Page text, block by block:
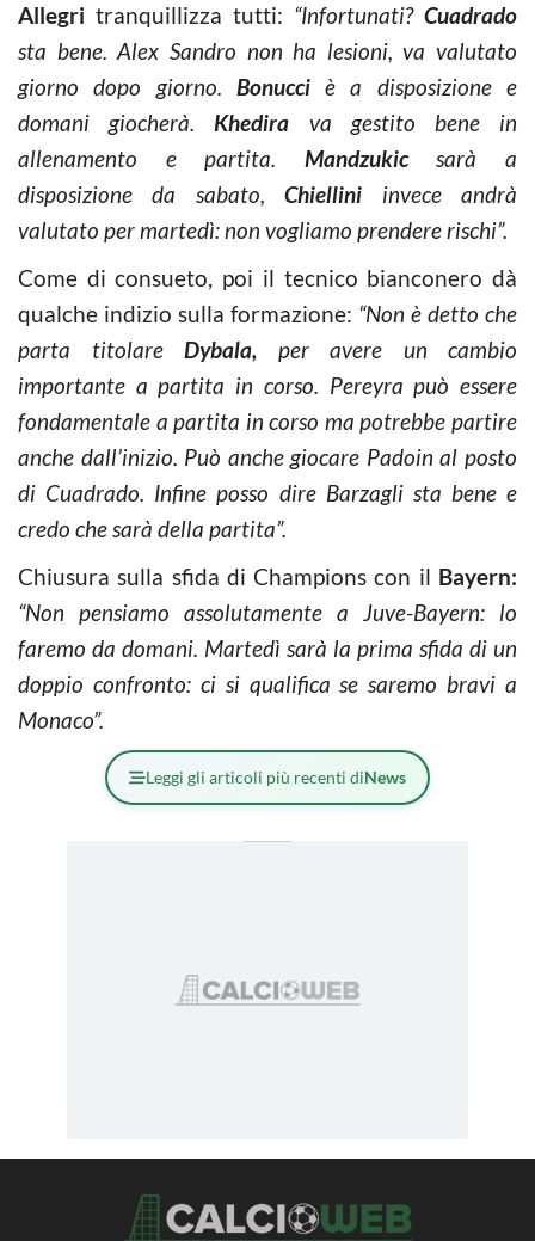
Allegri tranquillizza tutti: “Infortunati? Cuadrado
sta bene. Alex Sandro non ha lesioni, va valutato
giorno dopo giorno. Bonucciè a disposizione e
domani giocherà. Khedira va gestito bene in
allenamento e partita. Mandzukicsarà a
disposizione da sabato,Chiellini invece andrà
valutato per martedì: non vogliamo prendere rischi”.
Come di consueto, poi il tecnico bianconero dà
qualche indizio sulla formazione: “Non è detto che
parta titolare Dybala, per avere un cambio
importante a partita in corso. Pereyra può essere
fondamentale a partita in corso ma potrebbe partire
anche dall’inizio. Può anche giocare Padoin al posto
di Cuadrado. Infine posso dire Barzagli sta bene e
credo che sarà della partita”.
Chiusura sulla sfida di Champions con il Bayern:
“Non pensiamo assolutamente a Juve-Bayern: lo
faremo da domani. Martedì sarà la prima sfida di un
doppio confronto: ci si qualifica se saremo bravi a
Monaco”.
Leggi gli articoli più recenti diNews